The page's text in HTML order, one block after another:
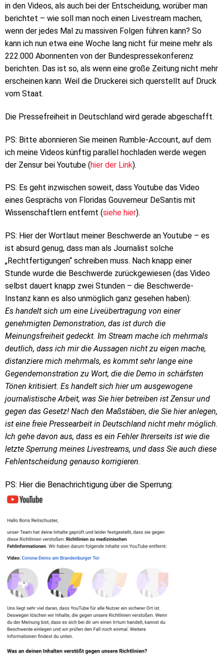
in den Videos, als auch bei der Entscheidung, worüber man
berichtet – wie soll man noch einen Livestream machen,
wenn der jedes Mal zu massiven Folgen führen kann? So
kann ich nun etwa eine Woche lang nicht für meine mehr als
222.000 Abonnenten von der Bundespressekonferenz
berichten. Das ist so, als wenn eine große Zeitung nicht mehr
erscheinen kann. Weil die Druckerei sich querstellt auf Druck
vom Staat.
Die Pressefreiheit in Deutschland wird gerade abgeschafft.
PS: Bitte abonnieren Sie meinen Rumble-Account, auf dem
ich meine Videos künftig parallel hochladen werde wegen
der Zensur bei Youtube (hier der Link).
PS: Es geht inzwischen soweit, dass Youtube das Video
eines Gesprächs von Floridas Gouverneur DeSantis mit
Wissenschaftlern entfernt (siehe hier).
PS: Hier der Wortlaut meiner Beschwerde an Youtube – es
ist absurd genug, dass man als Journalist solche
„Rechtfertigungen“ schreiben muss. Nach knapp einer
Stunde wurde die Beschwerde zurückgewiesen (das Video
selbst dauert knapp zwei Stunden – die Beschwerde-
Instanz kann es also unmöglich ganz gesehen haben):
Es handelt sich um eine Liveübertragung von einer
genehmigten Demonstration, das ist durch die
Meinungsfreiheit gedeckt. Im Stream mache ich mehrmals
deutlich, dass ich mir die Aussagen nicht zu eigen mache,
distanziere mich mehrmals, es kommt sehr lange eine
Gegendemonstration zu Wort, die die Demo in schärfsten
Tönen kritisiert. Es handelt sich hier um ausgewogene
journalistische Arbeit, was Sie hier betreiben ist Zensur und
gegen das Gesetz! Nach den Maßstäben, die Sie hier anlegen,
ist eine freie Pressearbeit in Deutschland nicht mehr möglich.
Ich gehe davon aus, dass es ein Fehler Ihrerseits ist wie die
letzte Sperrung meines Livestreams, und dass Sie auch diese
Fehlentscheidung genauso korrigieren.
PS: Hier die Benachrichtigung über die Sperrung: